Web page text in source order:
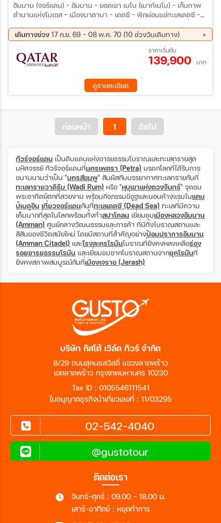
อัมมาน (จอร์แดน) - อัมมาน - ยอดเขา เนโบ (เมาท์เนโบ) - เก็บภาพ
ตำนานแห่งโมเซส - เมืองมาดาบา - เดดซี - พักผ่อนแช่ทะเลเดดซี -
เมือง - ชมมหาวิหาร เอล คาซเนท์ - เพตรา - อควาบา - ล่องเรือท้อง
กระจก – วาดิรัม (WADIRUM) - ขี่อูฐท่องทะเลทราย – พักแคมป์ทะเล
ทราย - วาดิรัม – เมืองโบราณ เจอราช – อัมมาน – ชมโรงละครอัม
มาน - ตลาดพื้นเมืองอัมมาน - กรุงไคโร (ประเทศอียิปต์) – ป้อมซิตา
ปิระมิด - เข้าชมพิพิธภัณฑ์แกรนด์อียิปต์ แห่งใหม่ (GEM) - ชมโรงงาน
กระดาษปาปิรุส – ช้อปปิ้ง ตลาดข่านเอลคาลิลี่
เดินทางช่วง 17 ก.ย. 69 - 08 พ.ค. 70 (10 ช่วงวันเดินทาง)
22 ต.ค. 69 - 31 ต.ค. 69
27 พ.ย. 69 - 06 ธ.ค. 69
04 ธ.ค. 69 - 13 ธ.ค. 69
25 ธ.ค. 69 - 03 ม.ค. 70
29 ม.ค. 70 - 07 ก.พ. 70
19 มี.ค 70 - 28 มี.ค 70
29 เม.ย 70 - 08 พ.ค. 70
ราคาเริ่มต้น
139,900 บาท
ดูรายละเอียด
ก่อนหน้า 1 ถัดไป
ทัวร์จอร์แดน เป็นดินแดนแห่งอารยธรรมโบราณและทะเลทรายสุด
มหัศจรรย์ ทัวร์จอร์แดนที่นครเพตรา (Petra) มรดกโลกที่ได้รับการ
ขนานนามว่าเป็น "นครสีชมพู" สัมผัสกับบรรยากาศทะเลทรายกันที่
ทะเลทรายวาดิรัม (Wadi Rum) หรือ "หุบเขาแห่งดวงจันทร์" จุดชม
พระอาทิตย์ตกที่สวยงาม พร้อมกิจกรรมขี่อูฐและนอนค้างแรมในแคม
ป์เบดูอิน เที่ยวจอร์แดนกันที่ทะเลเดดซี (Dead Sea) ทะเลที่มีความ
เค็มมากที่สุดในโลกพร้อมทั้งทำสปาโคลน เยี่ยมชมเมืองหลวงอัมมาน
(Amman) ศูนย์กลางวัฒนธรรมและการค้า ที่มีทั้งโบราณสถานและ
สีสันของชีวิตสมัยใหม่ โดยมีสถานที่สำคัญอย่างป้อมปราการอัมมาน
(Amman Citadel) และโรงละครโรมันโบราณที่ยังคงหลงเหลือร่อง
รอยอารยธรรมโรมัน และเยี่ยมชมซากโบราณสถานจากยุคโรมันที่
ยังคงสภาพสมบูรณ์กันที่เมืองเจราช (Jerash)
บริษัท กัสโต้ เวิล์ด ทัวร์ จำกัด
8/29 ถนนสุคนธสวัสดิ์ แขวงลาดพร้าว
เขตลาดพร้าว กรุงเทพมหานคร 10230
Tax ID : 0105546111541
ใบอนุญาตธุรกิจนำเที่ยวเลขที่ : 11/03295
02-542-4040
@gustotour
ติดต่อเรา
จันทร์-ศุกร์ : 09.00 - 18.00 น.
เสาร์-อาทิตย์ : หยุดทำการ